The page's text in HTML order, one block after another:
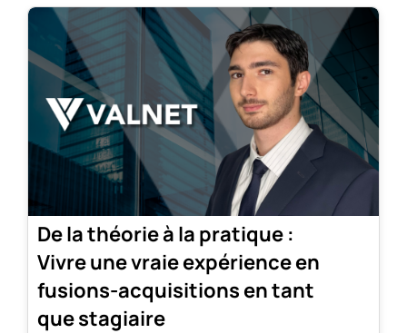
De la théorie à la pratique :
Vivre une vraie expérience en
fusions-acquisitions en tant
que stagiaire